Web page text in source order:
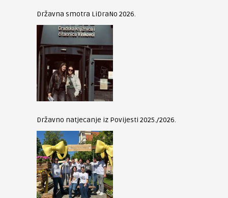
Državna smotra LiDraNo 2026.
Državno natjecanje iz Povijesti 2025./2026.